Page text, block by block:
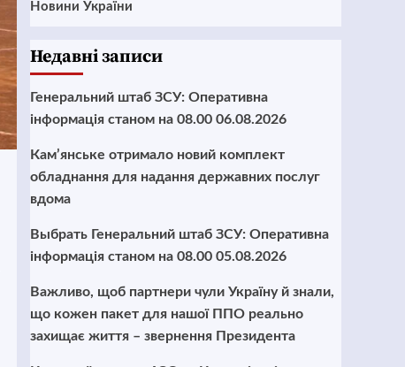
Новини України
Недавні записи
Генеральний штаб ЗСУ: Оперативна
інформація станом на 08.00 06.08.2026
Кам’янське отримало новий комплект
обладнання для надання державних послуг
вдома
Выбрать Генеральний штаб ЗСУ: Оперативна
інформація станом на 08.00 05.08.2026
Важливо, щоб партнери чули Україну й знали,
що кожен пакет для нашої ППО реально
захищає життя – звернення Президента